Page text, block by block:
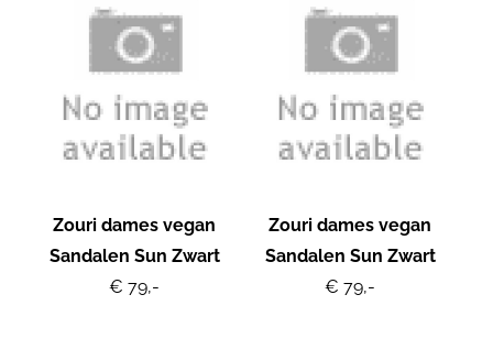
Zouri dames vegan
Sandalen Sun Zwart
€ 79,-
Zouri dames vegan
Sandalen Sun Zwart
€ 79,-